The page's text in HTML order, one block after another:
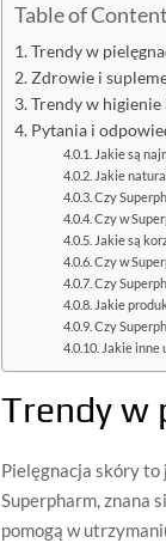
Table of
Trendy w
Zdrowie i
Trendy w
Pytania i
Jakie są
Jakie
Czy
Czy w
Jakie są
Czy w
Czy
Jakie
Czy
Jakie inne
Trendy w
Pielęgnacja skóry to
Superpharm, znana
pomogą w